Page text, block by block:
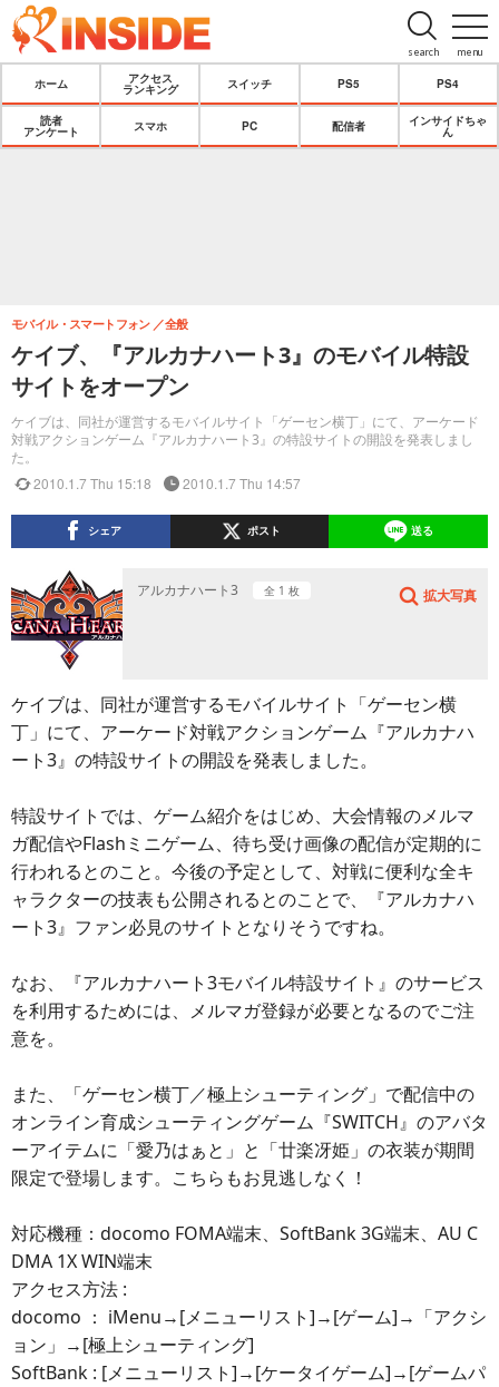
menu
search
ホーム
アクセス
ランキング
スイッチ PS5 PS4
読者
アンケート
スマホ PC 配信者
インサイドちゃ
ん
ケイブ、『アルカナハート3』のモバイル特設
サイトをオープン
ケイブは、同社が運営するモバイルサイト「ゲーセン横丁」にて、アーケード
対戦アクションゲーム『アルカナハート3』の特設サイトの開設を発表しまし
た。
モバイル・スマートフォン 全般
2010.1.7 Thu 15:18 2010.1.7 Thu 14:57
シェア ポスト 送る
アルカナハート3 全 1 枚 拡大写真
ケイブは、同社が運営するモバイルサイト「ゲーセン横
丁」にて、アーケード対戦アクションゲーム『アルカナハ
ート3』の特設サイトの開設を発表しました。
特設サイトでは、ゲーム紹介をはじめ、大会情報のメルマ
ガ配信やFlashミニゲーム、待ち受け画像の配信が定期的に
行われるとのこと。今後の予定として、対戦に便利な全キ
ャラクターの技表も公開されるとのことで、『アルカナハ
ート3』ファン必見のサイトとなりそうですね。
なお、『アルカナハート3モバイル特設サイト』のサービス
を利用するためには、メルマガ登録が必要となるのでご注
意を。
また、「ゲーセン横丁／極上シューティング」で配信中の
オンライン育成シューティングゲーム『SWITCH』のアバタ
ーアイテムに「愛乃はぁと」と「廿楽冴姫」の衣装が期間
限定で登場します。こちらもお見逃しなく！
対応機種：docomo FOMA端末、SoftBank 3G端末、AU C
DMA 1X WIN端末
アクセス方法 :
docomo ： iMenu→[メニューリスト]→[ゲーム]→「アクシ
ョン」→[極上シューティング]
SoftBank : [メニューリスト]→[ケータイゲーム]→[ゲームパ